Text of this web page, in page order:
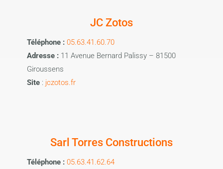
JC Zotos
Téléphone : 05.63.41.60.70
Adresse :11 Avenue Bernard Palissy – 81500
Giroussens
Site : jczotos.fr
Sarl Torres Constructions
Téléphone : 05.63.41.62.64